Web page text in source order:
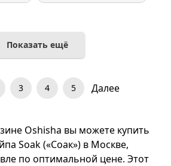
Показать ещё
3 4 5 Далее
Oshisha вы можете купить
Soak («Соак») в Москве,
по оптимальной цене. Этот